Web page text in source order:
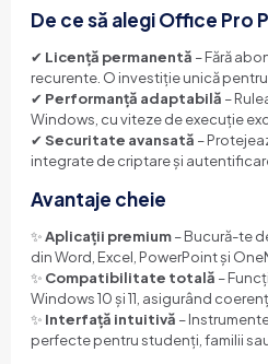
De ce să alegi Office Pro
✔ Licență permanentă – Fără
recurente. O investiție unică
✔ Performanță adaptabilă –
Windows, cu viteze de execuție
✔ Securitate avansată –
integrate de criptare și
Avantaje cheie
✨Aplicații premium– Bucură-te
din Word, Excel, PowerPoint și
✨ Compatibilitate totală –
Windows 10 și 11, asigurând
✨ Interfață intuitivă –
perfecte pentru studenți, familii